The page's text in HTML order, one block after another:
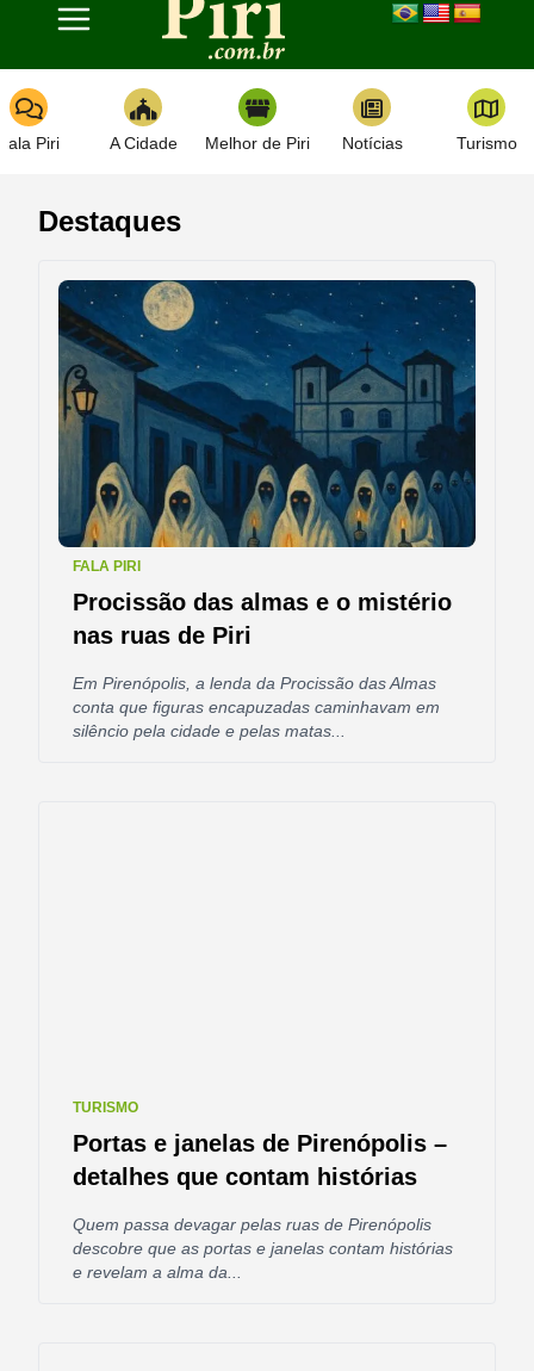
Toggle navigation
Piri A Cidade Melhor de Piri Notícias Turismo
Destaques
FALA PIRI
Procissão das almas e o mistério
nas ruas de Piri
Em Pirenópolis, a lenda da Procissão das Almas
conta que figuras encapuzadas caminhavam em
silêncio pela cidade e pelas matas...
TURISMO
Portas e janelas de Pirenópolis –
detalhes que contam histórias
Quem passa devagar pelas ruas de Pirenópolis
descobre que as portas e janelas contam histórias
e revelam a alma da...